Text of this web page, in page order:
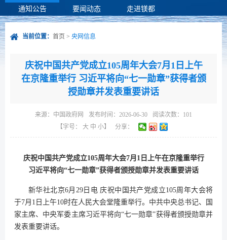
通知公告
要闻动态 走进镁都
当前位置： 首页 > 央网信息
庆祝中国共产党成立105周年大会7月1日上午
在京隆重举行 习近平将向“七一勋章”获得者颁
授勋章并发表重要讲话
来源： 中国政府网 发布时间：2026-06-30 阅读次数： 101
【字号： 大 中 小】 分享：
庆祝中国共产党成立105周年大会7月1日上午在京隆重举行
习近平将向“七一勋章”获得者颁授勋章并发表重要讲话
新华社北京6月29日电 庆祝中国共产党成立105周年大会将
于7月1日上午10时在人民大会堂隆重举行。中共中央总书记、国
家主席、中央军委主席习近平将向“七一勋章”获得者颁授勋章并
发表重要讲话。